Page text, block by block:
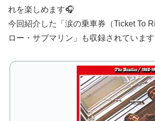
れを楽しめます🎧
今回紹介した「涙の乗車券（Ticket To
ロー・サブマリン」も収録されています